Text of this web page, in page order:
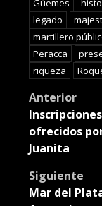
Güemes
legado
martillero
Peracca
riqueza
Post
Anterior
ofrecidos
Juanita
Siguiente
Mar del